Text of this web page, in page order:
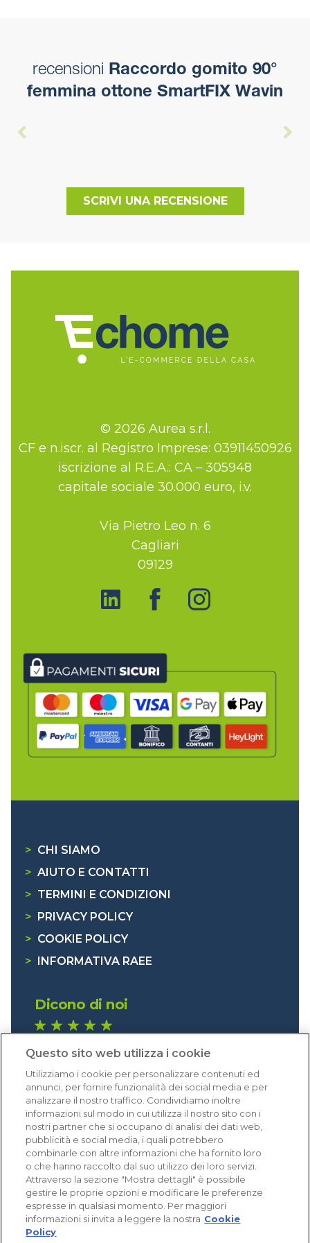
recensioni Raccordo gomito 90°
femmina ottone SmartFIX Wavin
SCRIVI UNA RECENSIONE
© 2026 Aurea s.r.l.
CF e n.iscr. al Registro Imprese: 03911450926
iscrizione al R.E.A.: CA – 305948
capitale sociale 30.000 euro, i.v.
Via Pietro Leo n. 6
Cagliari
09129
> CHI SIAMO
> AIUTO E CONTATTI
> TERMINI E CONDIZIONI
>
PRIVACY POLICY
> COOKIE POLICY
>
INFORMATIVA RAEE
Dicono di noi
Eccellente (4,8)
Acquisti verificati
Questo sito web utilizza i cookie
Utilizziamo i cookie per personalizzare contenuti ed
annunci, per fornire funzionalità dei social media e per
analizzare il nostro traffico. Condividiamo inoltre
informazioni sul modo in cui utilizza il nostro sito con i
nostri partner che si occupano di analisi dei dati web,
pubblicità e social media, i quali potrebbero
combinarle con altre informazioni che ha fornito loro
o che hanno raccolto dal suo utilizzo dei loro servizi.
Attraverso la sezione "Mostra dettagli" è possibile
gestire le proprie opzioni e modificare le preferenze
espresse in qualsiasi momento. Per maggiori
informazioni si invita a leggere la nostra Cookie
Policy